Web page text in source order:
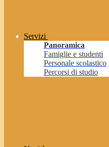
Servizi
Panoramica
Famiglie e studenti
Personale scolastico
Percorsi di studio